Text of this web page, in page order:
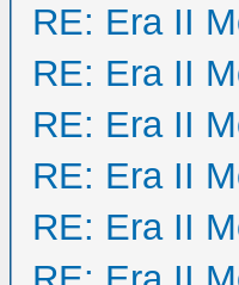
RE: Era II
RE: Era II
RE: Era II
RE: Era II
RE: Era II